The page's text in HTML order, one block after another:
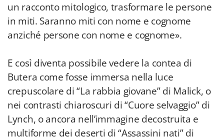
un racconto mitologico, trasformare le persone
in miti. Saranno miti con nome e cognome
anziché persone con nome e cognome».
E così diventa possibile vedere la contea di
Butera come fosse immersa nella luce
crepuscolare di “La rabbia giovane” di Malick, o
nei contrasti chiaroscuri di “Cuore selvaggio” di
Lynch, o ancora nell’immagine decostruita e
multiforme dei deserti di “Assassini nati” di